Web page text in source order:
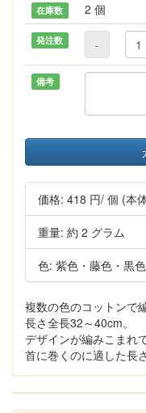
在庫数 2 個
発注数 -
備考
価格: 418 円/ 個 (本
重量: 約 2 グラム
色: 紫色・藤色・黒
複数の色のコットンで
長さ全長32～40cm。
デザインが編みこまれ
首に巻くのに適した長